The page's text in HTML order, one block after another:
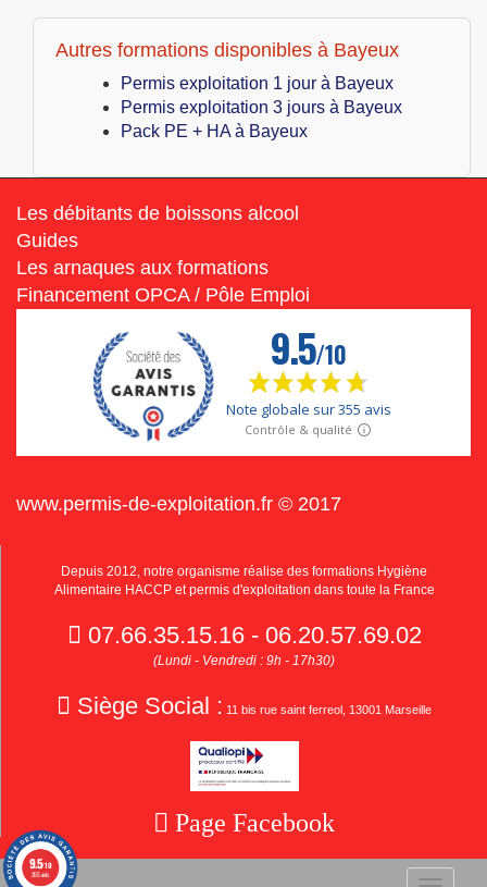
Autres formations disponibles à Bayeux
Permis exploitation 1 jour à Bayeux
Permis exploitation 3 jours à Bayeux
Pack PE + HA à Bayeux
Les débitants de boissons alcool
Guides
Les arnaques aux formations
Financement OPCA / Pôle Emploi
www.permis-de-exploitation.fr © 2017
Depuis 2012, notre organisme réalise des formations Hygiène
Alimentaire HACCP et permis d'exploitation dans toute la France
07.66.35.15.16 - 06.20.57.69.02
(Lundi - Vendredi : 9h - 17h30)
Siège Social : 11 bis rue saint ferreol, 13001 Marseille
Page Facebook
9.5/10
355 avis